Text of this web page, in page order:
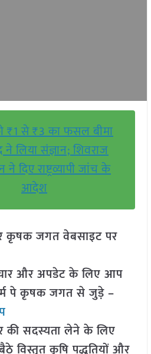
₹1 से ₹3 का फसल बीमा
लिया संज्ञान; शिवराज
ने दिए राष्ट्रव्यापी जांच के
आदेश
कृषक जगत वेबसाइट पर
और अपडेट के लिए आप
पे कृषक जगत से जुड़े –
सदस्यता लेने के लिए